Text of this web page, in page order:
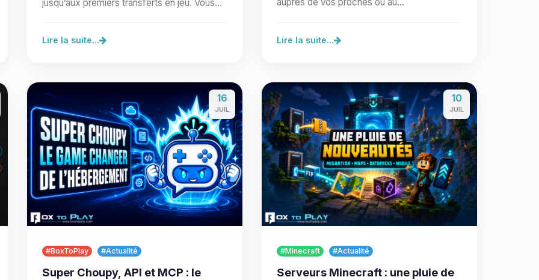
jusqu’aux premiers transferts en jeu. Vous
Lire la suite...
auprès de vos proches ou au…
Lire la suite...
16
JUIL
#BoxToPlay #Actualité
Super Choupy, API et MCP : le
10
JUIL
#Minecraft #Actualité
Serveurs Minecraft : une pluie de